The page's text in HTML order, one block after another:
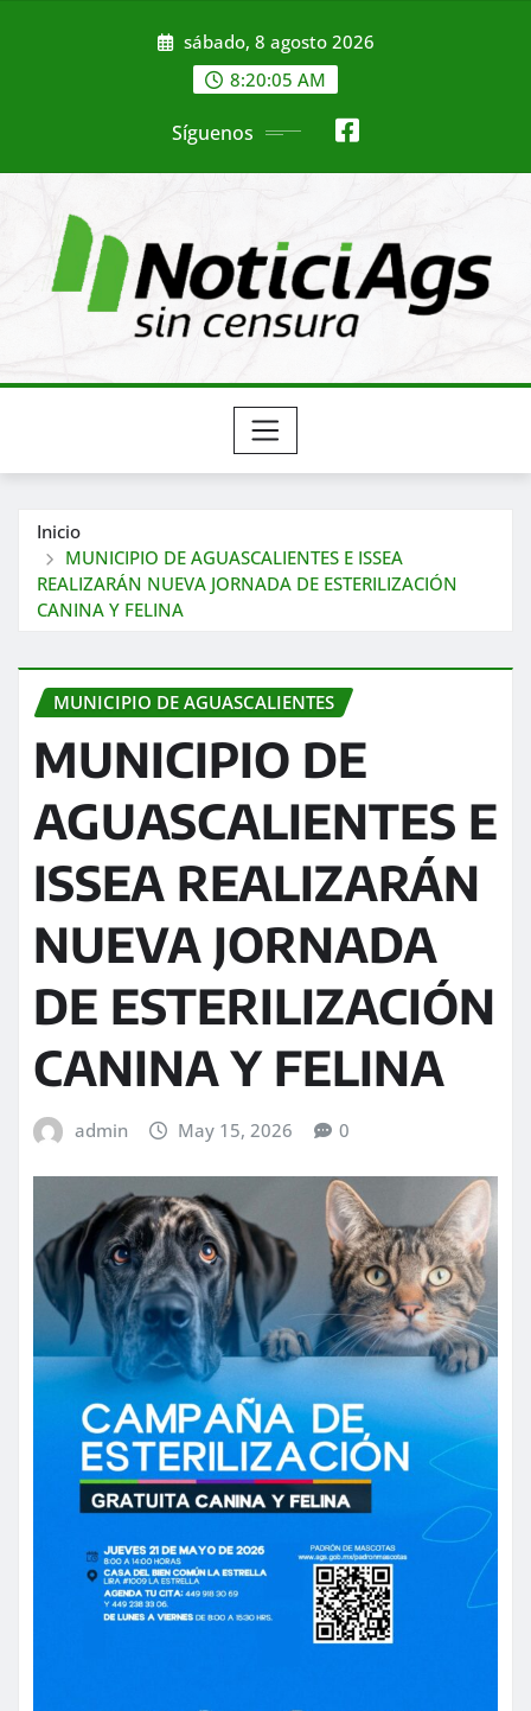
sábado, 8 agosto 2026
8:20:07 AM
Síguenos
Inicio
MUNICIPIO DE AGUASCALIENTES E ISSEA
REALIZARÁN NUEVA JORNADA DE ESTERILIZACIÓN
CANINA Y FELINA
MUNICIPIO DE AGUASCALIENTES
MUNICIPIO DE
AGUASCALIENTES E
ISSEA REALIZARÁN
NUEVA JORNADA
DE ESTERILIZACIÓN
CANINA Y FELINA
admin May 15, 2026 0